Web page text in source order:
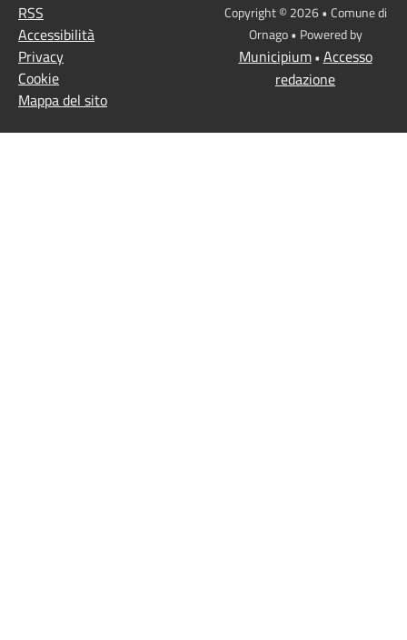
RSS
Accessibilità
Privacy
Cookie
Mappa del sito
Copyright © 2026 • Comune di
Ornago • Powered by
Municipium• Accesso
redazione